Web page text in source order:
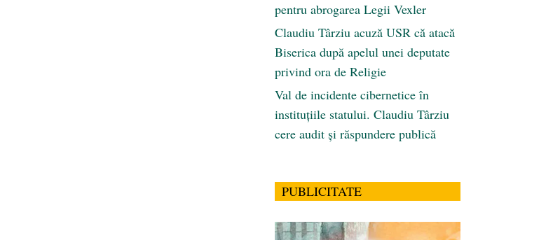
pentru abrogarea Legii Vexler
Claudiu Târziu acuză USR că atacă
Biserica după apelul unei deputate
privind ora de Religie
Val de incidente cibernetice în
instituțiile statului. Claudiu Târziu
cere audit și răspundere publică
PUBLICITATE